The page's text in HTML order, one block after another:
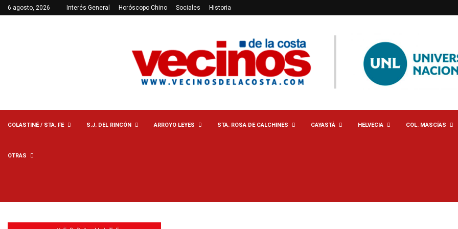
6 agosto, 2026 Interés General Horóscopo Chino Sociales Historia
COLASTINÉ / STA. FE S.J. DEL RINCÓN ARROYO LEYES STA. ROSA DE CALCHINES CAYASTÁ HELVECIA COL. MASCÍAS
OTRAS